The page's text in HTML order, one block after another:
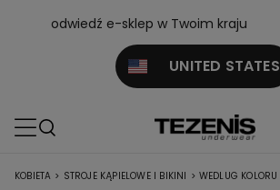
odwiedź e-sklep w Twoim kraju
UNITED STATES
KOBIETA > STROJE KĄPIELOWE I BIKINI > WEDLUG KOLORU